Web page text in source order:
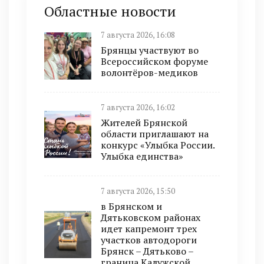
Областные новости
7 августа 2026, 16:08
Брянцы участвуют во
Всероссийском форуме
волонтёров-медиков
7 августа 2026, 16:02
Жителей Брянской
области приглашают на
конкурс «Улыбка России.
Улыбка единства»
7 августа 2026, 15:50
в Брянском и
Дятьковском районах
идет капремонт трех
участков автодороги
Брянск – Дятьково –